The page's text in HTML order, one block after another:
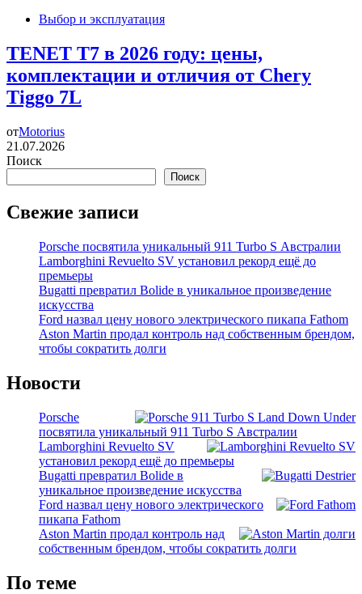
Выбор и эксплуатация
TENET T7 в 2026 году: цены,
комплектации и отличия от Chery
Tiggo 7L
отMotorius
21.07.2026
Поиск
Поиск
Свежие записи
Porsche посвятила уникальный 911 Turbo S Австралии
Lamborghini Revuelto SV установил рекорд ещё до
премьеры
Bugatti превратил Bolide в уникальное произведение
искусства
Ford назвал цену нового электрического пикапа Fathom
Aston Martin продал контроль над собственным брендом,
чтобы сократить долги
Новости
Porsche
посвятила уникальный 911 Turbo S Австралии
Lamborghini Revuelto SV
установил рекорд ещё до премьеры
Bugatti превратил Bolide в
уникальное произведение искусства
Ford назвал цену нового электрического
пикапа Fathom
Aston Martin продал контроль над
собственным брендом, чтобы сократить долги
По теме